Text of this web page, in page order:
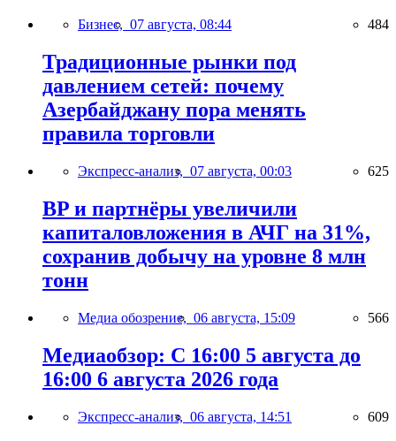
Бизнес, 07 августа, 08:44 484
Традиционные рынки под
давлением сетей: почему
Азербайджану пора менять
правила торговли
Экспресс-анализ, 07 августа, 00:03 625
BP и партнёры увеличили
капиталовложения в АЧГ на 31%,
сохранив добычу на уровне 8 млн
тонн
Медиа обозрение, 06 августа, 15:09 566
Медиаобзор: С 16:00 5 августа до
16:00 6 августа 2026 года
Экспресс-анализ, 06 августа, 14:51 609